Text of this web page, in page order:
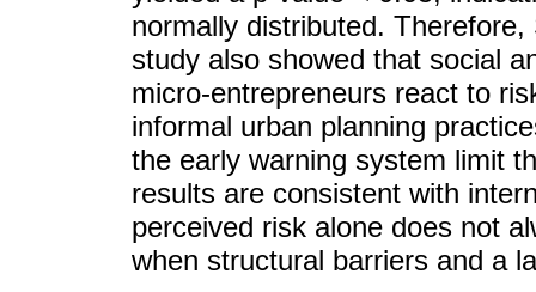
normally distributed.
study also showed that social
micro-entrepreneurs react to
informal urban planning
the early warning system limit
results are consistent with
perceived risk alone does not
when structural barriers and a